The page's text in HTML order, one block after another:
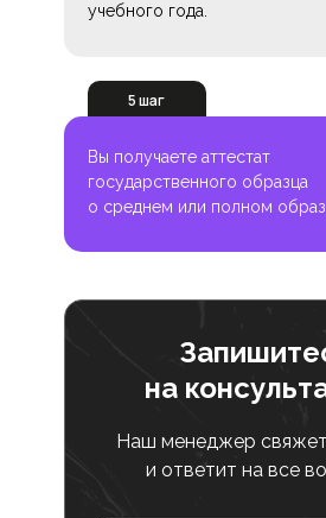
учебного года.
Вы получаете аттестат
государственного образца
о среднем или полном
5 шаг
на
Наш менеджер
и ответит на все